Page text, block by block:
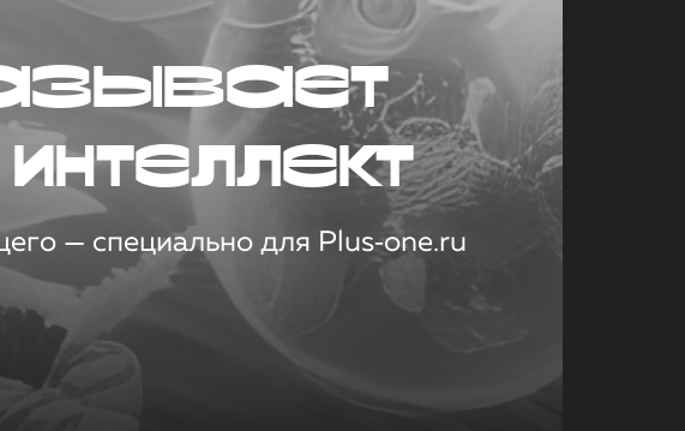
— специально для Plus‑one.ru